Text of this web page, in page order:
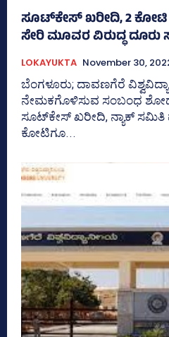
ಸೂಟ್‌ಕೇಸ್‌ ಖರೀದಿ, 2 ಕೋಟಿ
ಸೇರಿ ಮೂವರ ವಿರುದ್ಧ
LOKAYUKTA November 30,
ಬೆಂಗಳೂರು; ದಾವಣಗೆರೆ
ನೇಮಕಗೊಳಿಸುವ ಸಂಬಂಧ
ಸೂಟ್‌ಕೇಸ್‌ ಖರೀದಿ, ನ್ಯಾಕ್‌ ಸಮಿತಿ
ಕೋಟಿಗೂ...